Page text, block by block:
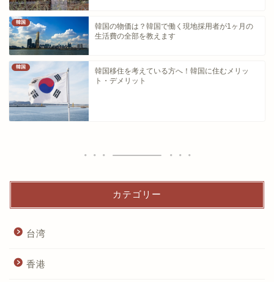
韓国
韓国の物価は？韓国で働く現地採用者が1ヶ月の
生活費の全部を教えます
韓国
韓国移住を考えている方へ！韓国に住むメリッ
ト・デメリット
カテゴリー
台湾
香港